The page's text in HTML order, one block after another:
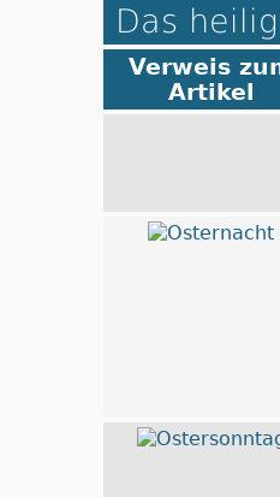
Das
Verweis
Artikel